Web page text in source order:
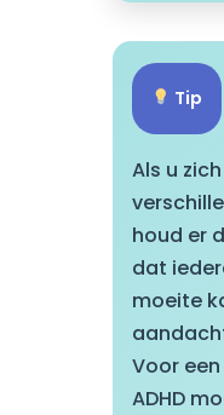
Tip
Als u
houd er
dat
moeite
Voor
ADHD